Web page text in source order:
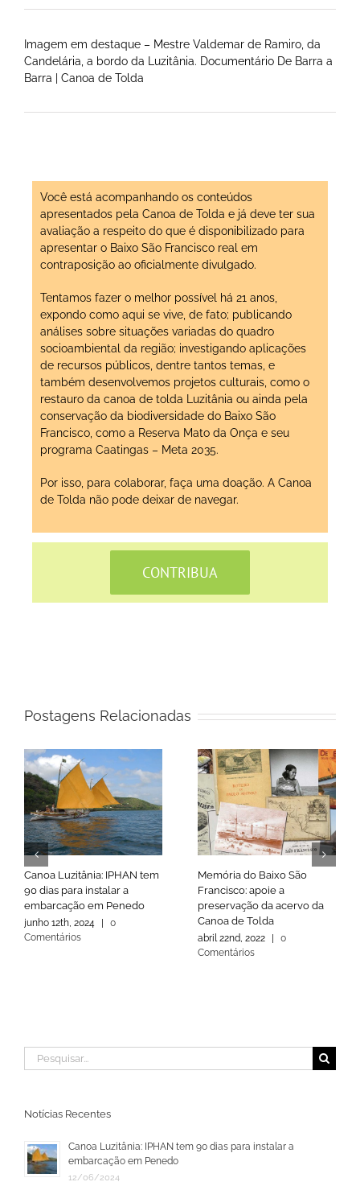
Imagem em destaque – Mestre Valdemar de Ramiro, da
Candelária, a bordo da Luzitânia. Documentário De Barra a
Barra | Canoa de Tolda
Você está acompanhando os conteúdos
apresentados pela Canoa de Tolda e já deve ter sua
avaliação a respeito do que é disponibilizado para
apresentar o Baixo São Francisco real em
contraposição ao oficialmente divulgado.
Tentamos fazer o melhor possível há 21 anos,
expondo como aqui se vive, de fato; publicando
análises sobre situações variadas do quadro
socioambiental da região; investigando aplicações
de recursos públicos, dentre tantos temas, e
também desenvolvemos projetos culturais, como o
restauro da canoa de tolda Luzitânia ou ainda pela
conservação da biodiversidade do Baixo São
Francisco, como a Reserva Mato da Onça e seu
programa Caatingas – Meta 2035.
Por isso, para colaborar, faça uma doação. A Canoa
de Tolda não pode deixar de navegar.
CONTRIBUA
Postagens Relacionadas
Canoa Luzitânia: IPHAN tem
90 dias para instalar a
embarcação em Penedo
junho 12th, 2024 |
0
Comentários
Memória do Baixo São
Francisco: apoie a
preservação da acervo da
Canoa de Tolda
abril 22nd, 2022 |
0
Comentários
Buscar
resultados
Notícias Recentes
Canoa Luzitânia: IPHAN tem 90 dias para instalar a
embarcação em Penedo
12/06/2024